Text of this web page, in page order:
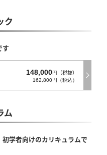
ク
す
148,000円（税抜）
162,800円（税込）
ム
学者向けのカリキュラムで